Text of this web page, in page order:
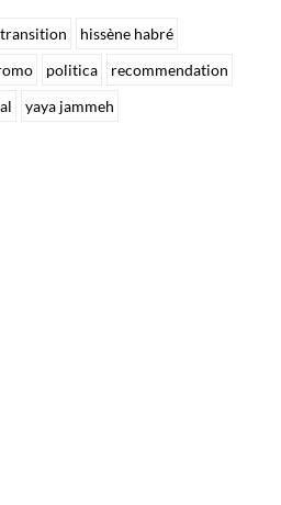
hissène habré
politica
recommendation
yaya jammeh